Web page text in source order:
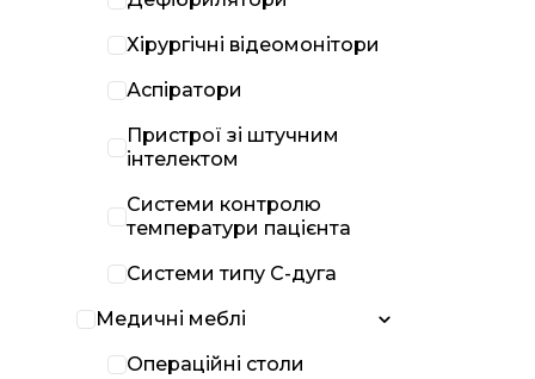
Хірургічні відеомонітори
Аспіратори
Пристрої зі штучним
інтелектом
Системи контролю
температури пацієнта
Системи типу С-дуга
Медичні меблі
Операційні столи